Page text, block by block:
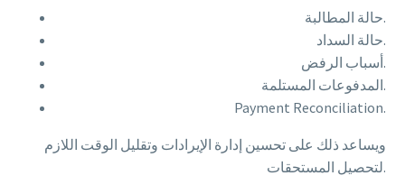
حالة المطالبة.
حالة السداد.
أسباب الرفض.
المدفوعات المستلمة.
Payment Reconciliation.
ويساعد ذلك على تحسين إدارة الإيرادات وتقليل الوقت اللازم
لتحصيل المستحقات.